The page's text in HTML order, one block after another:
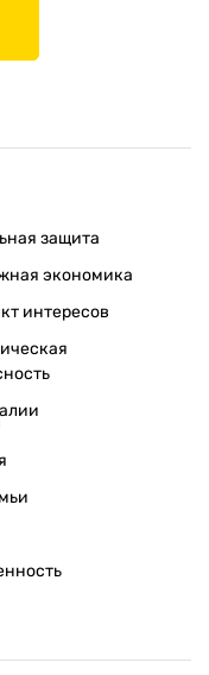
защита
экономика
интересов